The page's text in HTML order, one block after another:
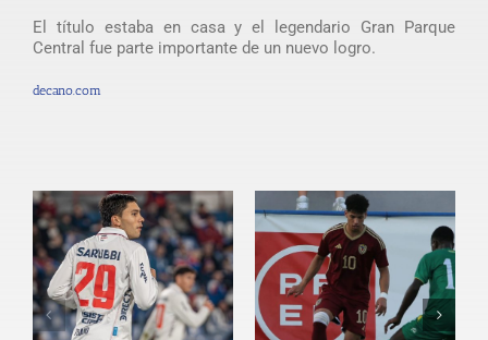
El título estaba en casa y el legendario Gran Parque
Central fue parte importante de un nuevo logro.
decano.com